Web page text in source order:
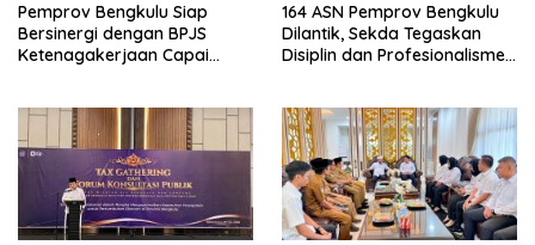
Pemprov Bengkulu Siap
Bersinergi dengan BPJS
Ketenagakerjaan Capai
164 ASN Pemprov Bengkulu
Dilantik, Sekda Tegaskan
Disiplin dan Profesionalisme